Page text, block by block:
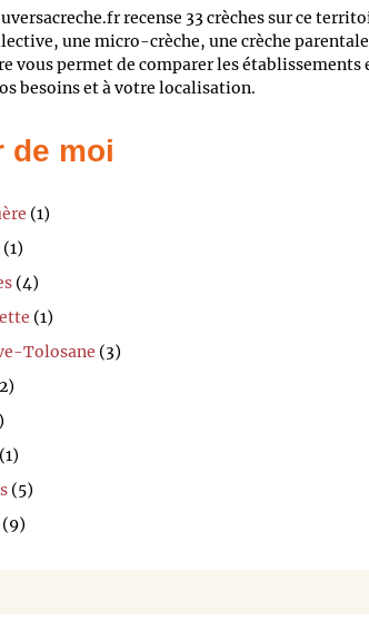
recense 33 crèches sur ce
une micro-crèche, une crèche
vous permet de comparer les établissements
besoins et à votre localisation.
de moi
(1)
(1)
(4)
(1)
Tolosane (3)
(1)
(5)
(9)